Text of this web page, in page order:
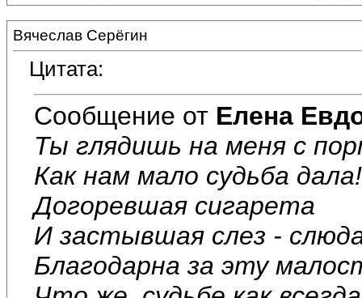
Вячеслав Серёгин
Цитата:
Сообщение от Елена
Ты глядишь на меня с
Как нам мало судьба дала!
Догоревшая сигарета
И застывшая слез -
Благодарна за эту